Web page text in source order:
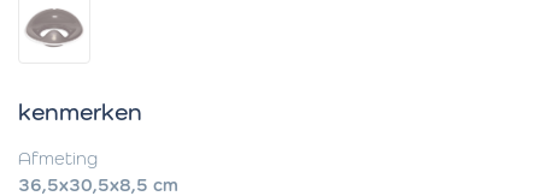
kenmerken
Afmeting
36,5x30,5x8,5 cm